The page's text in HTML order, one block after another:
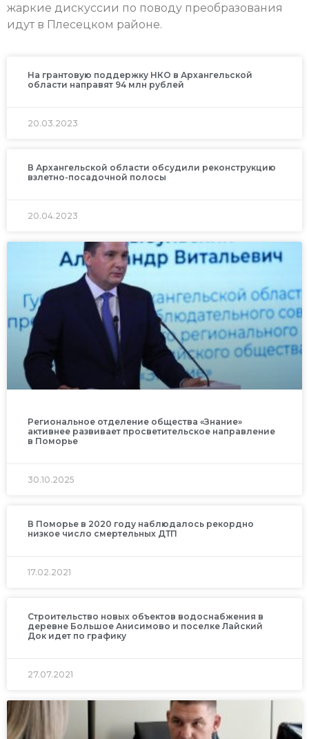
жаркие дискуссии по поводу преобразования
идут в Плесецком районе.
На грантовую поддержку НКО в Архангельской
области направят 94 млн рублей
20.03.2023
В Архангельской области обсудили реконструкцию
взлетно-посадочной полосы
20.04.2023
Региональное отделение общества «Знание»
активнее развивает просветительское направление
в Поморье
30.10.2025
В Поморье в 2020 году наблюдалось рекордно
низкое число смертельных ДТП
17.02.2021
Строительство новых объектов водоснабжения в
деревне Большое Анисимово и поселке Лайский
Док идет по графику
27.07.2021